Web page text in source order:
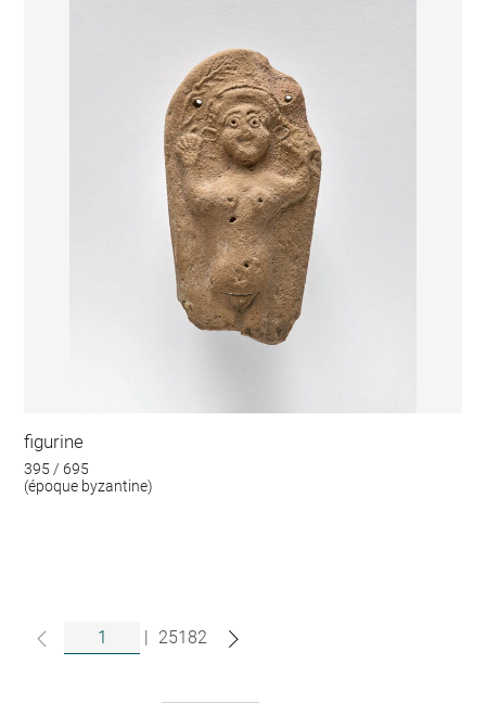
figurine
395 / 695
(époque byzantine)
| 25182